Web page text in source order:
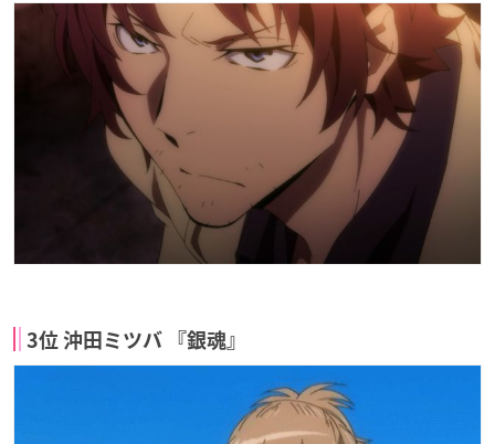
3位 沖田ミツバ 『銀魂』